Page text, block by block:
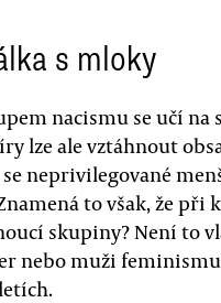
s mloky
nacismu se učí
lze ale vztáhnout
neprivilegované
to však, že
skupiny? Není to
nebo muži